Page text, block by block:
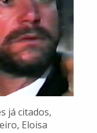
já citados,
Eloisa